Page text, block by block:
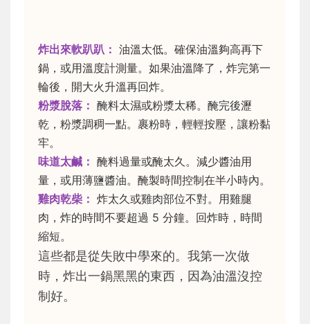
炸出來軟趴趴： 油溫太低。確保油溫夠高再下
鍋，或用溫度計測量。如果油溫降了，炸完第一
輪後，開大火升溫再回炸。
粉漿脫落： 醃料太濕或粉漿太稀。醃完後瀝
乾，粉漿調稠一點。裹粉時，輕輕按壓，讓粉黏
牢。
味道太鹹： 醃料過量或醃太久。減少醬油用
量，或用薄鹽醬油。醃製時間控制在半小時內。
雞肉乾柴： 炸太久或雞肉部位不對。用雞腿
肉，炸的時間不要超過 5 分鐘。回炸時，時間
縮短。
這些都是從失敗中學來的。我第一次做
時，炸出一鍋黑黑的東西，因為油溫沒控
制好。